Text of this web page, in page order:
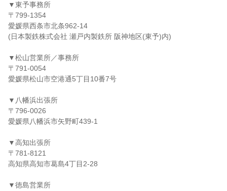
▼東予事務所
〒799-1354
愛媛県西条市北条962-14
(日本製鉄株式会社 瀬戸内製鉄所 阪神地区(東予)内)
▼松山営業所／事務所
〒791-0054
愛媛県松山市空港通5丁目10番7号
▼八幡浜出張所
〒796-0026
愛媛県八幡浜市矢野町439-1
▼高知出張所
〒781-8121
高知県高知市葛島4丁目2-28
▼徳島営業所